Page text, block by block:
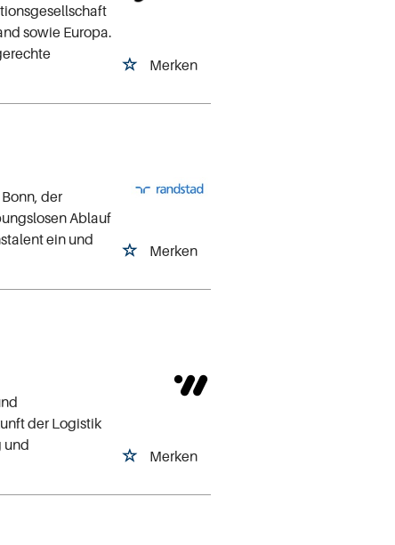
Merken
sowie Europa.
Merken
der
Ablauf
ein und
Merken
der Logistik
und